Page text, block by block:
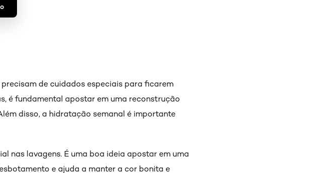
de cuidados especiais para ficarem
é fundamental apostar em uma reconstrução
disso, a hidratação semanal é importante
nas lavagens. É uma boa ideia apostar em uma
e ajuda a manter a cor bonita e